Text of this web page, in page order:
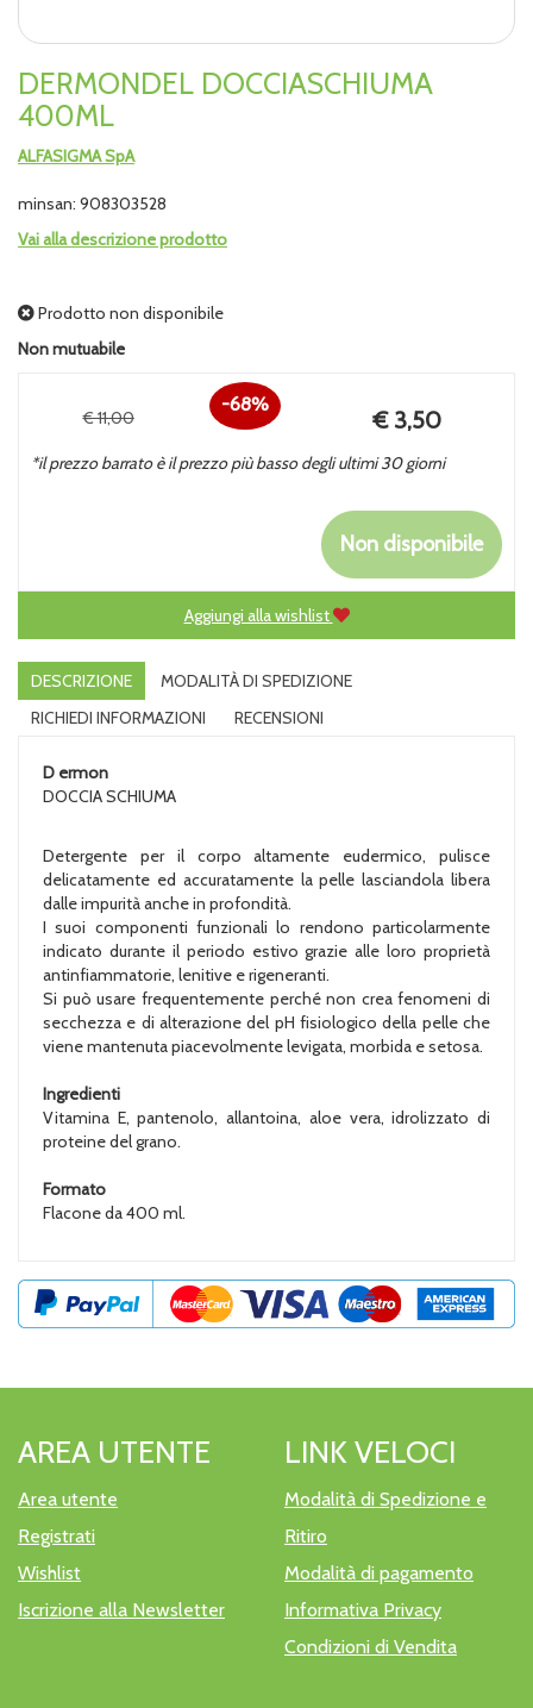
DERMONDEL DOCCIASCHIUMA
400ML
ALFASIGMA SpA
minsan: 908303528
Vai alla descrizione prodotto
Prodotto non disponibile
Non mutuabile
Sconto
68%
€ 11,00
Prezzo
scontato
€ 3,50
*il prezzo barrato è il prezzo più basso degli ultimi 30 giorni
Non disponibile
Aggiungi alla wishlist
DESCRIZIONE
MODALITÀ DI SPEDIZIONE
RICHIEDI INFORMAZIONI
RECENSIONI
D ermon
DOCCIA SCHIUMA
Detergente per il corpo altamente eudermico, pulisce
delicatamente ed accuratamente la pelle lasciandola libera
dalle impurità anche in profondità.
I suoi componenti funzionali lo rendono particolarmente
indicato durante il periodo estivo grazie alle loro proprietà
antinfiammatorie, lenitive e rigeneranti.
Si può usare frequentemente perché non crea fenomeni di
secchezza e di alterazione del pH fisiologico della pelle che
viene mantenuta piacevolmente levigata, morbida e setosa.
Ingredienti
Vitamina E, pantenolo, allantoina, aloe vera, idrolizzato di
proteine del grano.
Formato
Flacone da 400 ml.
AREA UTENTE
Area utente
Registrati
Wishlist
Iscrizione alla Newsletter
LINK VELOCI
Modalità di Spedizione e
Ritiro
Modalità di pagamento
Informativa Privacy
Condizioni di Vendita